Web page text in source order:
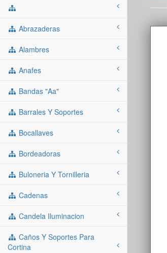
Abrazaderas
Alambres
Anafes
Bandas "aa"
Barrales Y Soportes
Bocallaves
Bordeadoras
Buloneria Y Tornilleria
Cadenas
Candela Iluminacion
Caños Y Soportes Para
Cortina